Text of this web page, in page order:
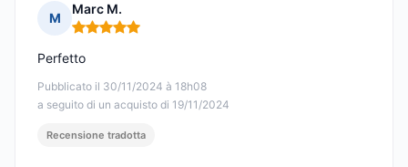
M
Marc M.
Nota: 5 su 5
Pubblicato il 30/11/2024 à 18h08
a seguito di un acquisto di 19/11/2024
Perfetto
Recensione tradotta